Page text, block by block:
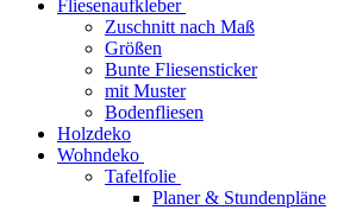
Fliesenaufkleber
Zuschnitt nach Maß
Größen
Bunte Fliesensticker
mit Muster
Bodenfliesen
Holzdeko
Wohndeko
Tafelfolie
Planer & Stundenpläne